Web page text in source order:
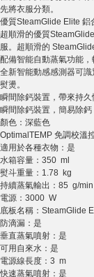
先將衣服分類。
優質SteamGlide Elite 鋁
超順滑的優質
服。超順滑的
配備智能自動蒸氣功能，
全新智能動感感測器可
熨燙。
瞬間除鈣裝置，帶來持久
瞬間除鈣裝置，簡易除鈣
顏色：深藍色
OptimalTEMP 免調校溫
適用於各種衣物：是
水箱容量：350 ml
熨斗重量：1.78 kg
持續蒸氣輸出：85 g/min
電源：3000 W
底板名稱：SteamGlide
防滴漏：是
垂直蒸氣噴射：是
可用自來水：是
電源線長度：3 m
快速蒸氣噴射：是